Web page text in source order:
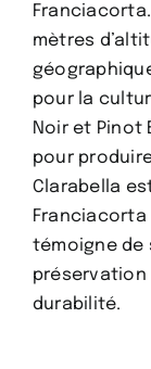
mètres
pour la
Noir et Pinot
pour
Clarabella
témoigne de
préservation
durabilité.